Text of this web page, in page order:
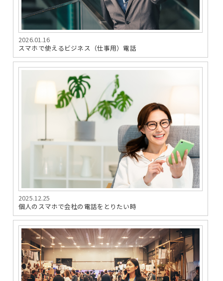
2026.01.16
スマホで使えるビジネス（仕事用）電話
2025.12.25
個人のスマホで会社の電話をとりたい時